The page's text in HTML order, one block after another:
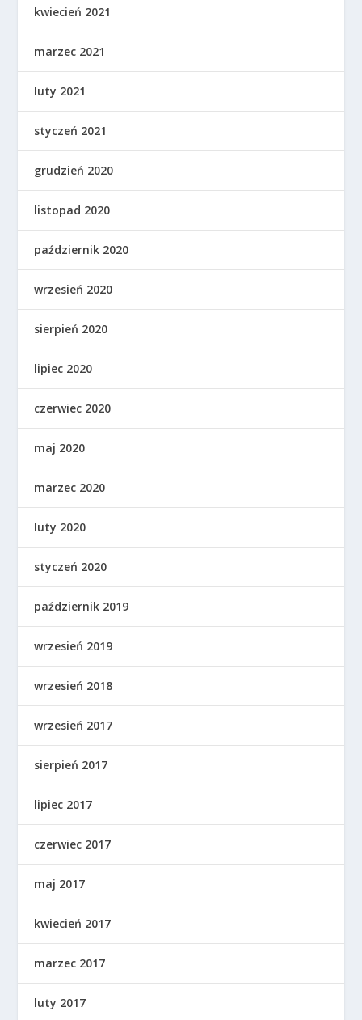
kwiecień 2021
marzec 2021
luty 2021
styczeń 2021
grudzień 2020
listopad 2020
październik 2020
wrzesień 2020
sierpień 2020
lipiec 2020
czerwiec 2020
maj 2020
marzec 2020
luty 2020
styczeń 2020
październik 2019
wrzesień 2019
wrzesień 2018
wrzesień 2017
sierpień 2017
lipiec 2017
czerwiec 2017
maj 2017
kwiecień 2017
marzec 2017
luty 2017